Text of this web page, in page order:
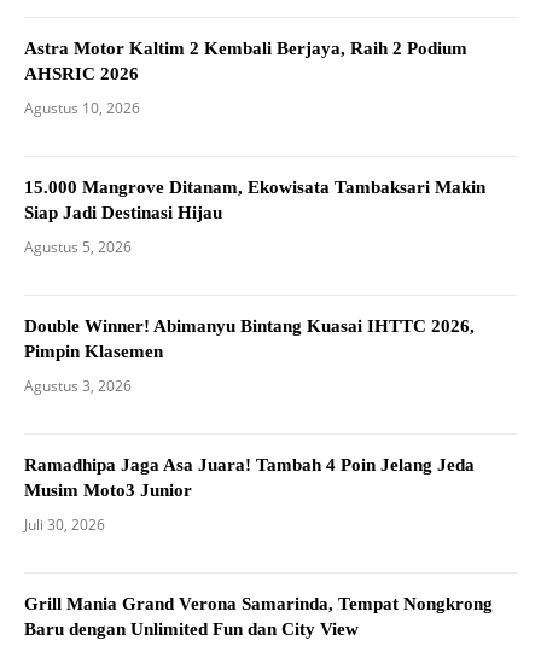
Astra Motor Kaltim 2 Kembali Berjaya, Raih 2 Podium
AHSRIC 2026
Agustus 10, 2026
15.000 Mangrove Ditanam, Ekowisata Tambaksari Makin
Siap Jadi Destinasi Hijau
Agustus 5, 2026
Double Winner! Abimanyu Bintang Kuasai IHTTC 2026,
Pimpin Klasemen
Agustus 3, 2026
Ramadhipa Jaga Asa Juara! Tambah 4 Poin Jelang Jeda
Musim Moto3 Junior
Juli 30, 2026
Grill Mania Grand Verona Samarinda, Tempat Nongkrong
Baru dengan Unlimited Fun dan City View